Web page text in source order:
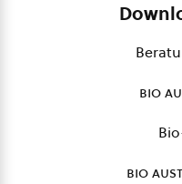
bio
bio